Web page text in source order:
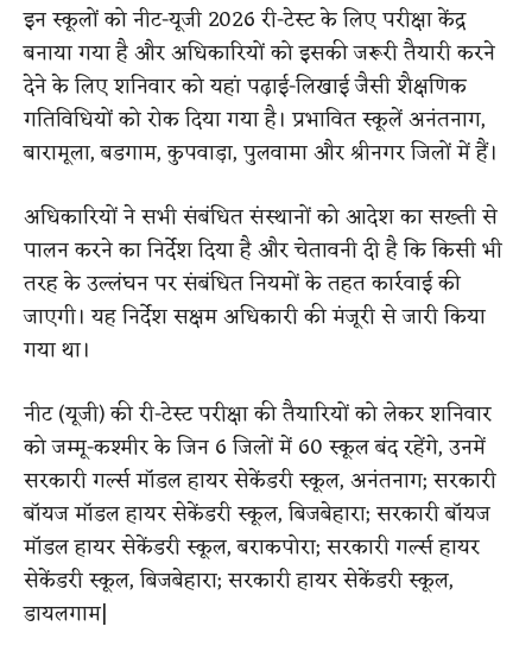
इन स्कूलों को नीट-यूजी 2026 री-टेस्ट के लिए परीक्षा केंद्र
बनाया गया है और अधिकारियों को इसकी जरूरी तैयारी करने
देने के लिए शनिवार को यहां पढ़ाई-लिखाई जैसी शैक्षणिक
गतिविधियों को रोक दिया गया है। प्रभावित स्कूलें अनंतनाग,
बारामूला, बडगाम, कुपवाड़ा, पुलवामा और श्रीनगर जिलों में हैं।
अधिकारियों ने सभी संबंधित संस्थानों को आदेश का सख्ती से
पालन करने का निर्देश दिया है और चेतावनी दी है कि किसी भी
तरह के उल्लंघन पर संबंधित नियमों के तहत कार्रवाई की
जाएगी। यह निर्देश सक्षम अधिकारी की मंजूरी से जारी किया
गया था।
नीट (यूजी) की री-टेस्ट परीक्षा की तैयारियों को लेकर शनिवार
को जम्मू-कश्मीर के जिन 6 जिलों में 60 स्कूल बंद रहेंगे, उनमें
सरकारी गर्ल्स मॉडल हायर सेकेंडरी स्कूल, अनंतनाग; सरकारी
बॉयज मॉडल हायर सेकेंडरी स्कूल, बिजबेहारा; सरकारी बॉयज
मॉडल हायर सेकेंडरी स्कूल, बराकपोरा; सरकारी गर्ल्स हायर
सेकेंडरी स्कूल, बिजबेहारा; सरकारी हायर सेकेंडरी स्कूल,
डायलगाम|